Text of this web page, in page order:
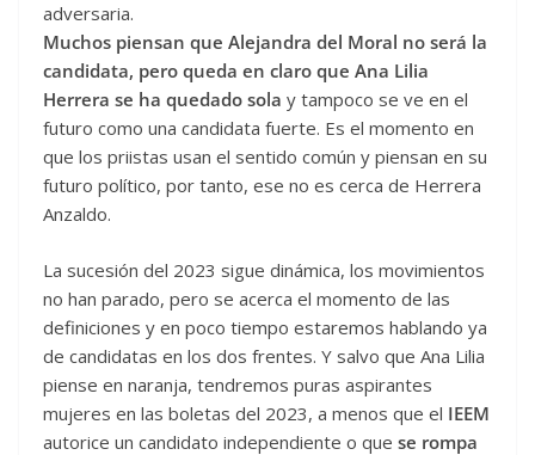
adversaria.
Muchos piensan que Alejandra del Moral no será la
candidata, pero queda en claro que Ana Lilia
Herrera se ha quedado sola y tampoco se ve en el
futuro como una candidata fuerte. Es el momento en
que los priistas usan el sentido común y piensan en su
futuro político, por tanto, ese no es cerca de Herrera
Anzaldo.
La sucesión del 2023 sigue dinámica, los movimientos
no han parado, pero se acerca el momento de las
definiciones y en poco tiempo estaremos hablando ya
de candidatas en los dos frentes. Y salvo que Ana Lilia
piense en naranja, tendremos puras aspirantes
mujeres en las boletas del 2023, a menos que el IEEM
autorice un candidato independiente o que se rompa